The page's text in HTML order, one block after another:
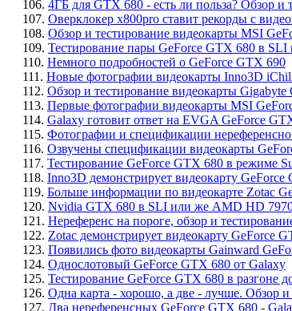
106. 4ГБ для GTX 680 - есть ли польза? Обзор
107. Оверклокер x800pro ставит рекорды с
108. Обзор и тестирование видеокарты MSI
109. Тестирование пары GeForce GTX 680 в
110. Немного подробностей о GeForce GTX 690
111. Новые фотографии видеокарты Inno3D
112. Обзор и тестирование видеокарты
113. Первые фотографии видеокарты MSI
114. Galaxy готовит ответ на EVGA GeForce
115. Фотографии и спецификации
116. Озвучены спецификации видеокарты
117. Тестирование GeForce GTX 680 в режиме
118. Inno3D демонстрирует видеокарту
119. Больше информации по видеокарте Zotac
120. Nvidia GTX 680 в SLI или же AMD HD 7970
121. Нереференс на пороге, обзор и
122. Zotac демонстрирует видеокарту GeForce
123. Появились фото видеокарты Gainward
124. Однослотовый GeForce GTX 680 от Galaxy
125. Тестирование GeForce GTX 680 в разгоне
126. Одна карта - хорошо, а две - лучше. Обзор
127. Два нереференсных GeForce GTX 680 -